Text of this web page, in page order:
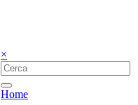
×
Home